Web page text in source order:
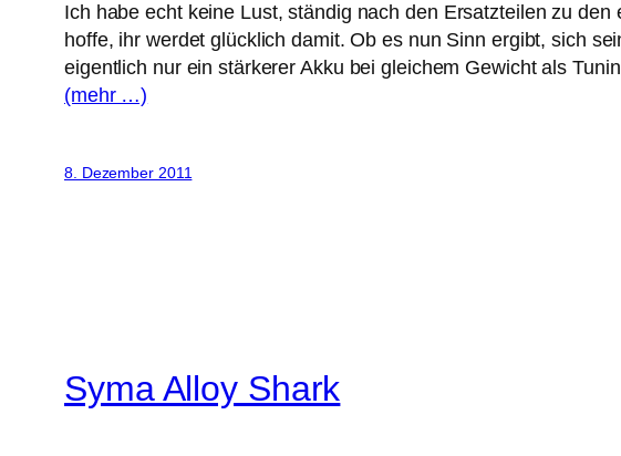
Ich habe echt keine Lust, ständig nach den Ersatzteilen zu
hoffe, ihr werdet glücklich damit. Ob es nun Sinn ergibt, sich
eigentlich nur ein stärkerer Akku bei gleichem Gewicht als
(mehr …)
8. Dezember 2011
Syma Alloy Shark